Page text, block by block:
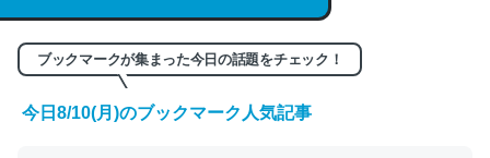
─GPTの仕組みと限界についての考察（１） - conceptualization
ブックマークが集まった今日の話題をチェック！
今日8/10(月)のブックマーク人気記事